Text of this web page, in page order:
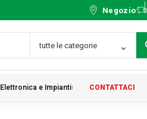
Negozio
Elettronica e Impiantistica CONTATTACI